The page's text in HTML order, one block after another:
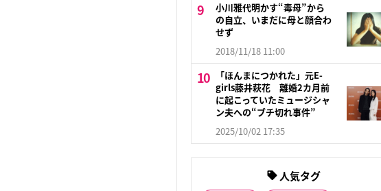
小川雅代明かす“毒母”から
の自立、いまだに母と顔合わ
せず
2018/11/18 11:00
「ほんまにつかれた」元E-
girls藤井萩花 離婚2カ月前
に起こっていたミュージシャ
ン夫への“ブチ切れ事件”
2025/10/02 17:35
人気タグ